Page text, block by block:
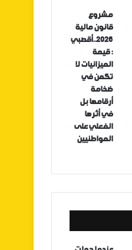
مشروع
قانون مالية
2026..أقصبي
: قيمة
الميزانيات لا
تكمن في
ضخامة
أرقامها بل
في أثرها
الفعلي على
المواطنيين